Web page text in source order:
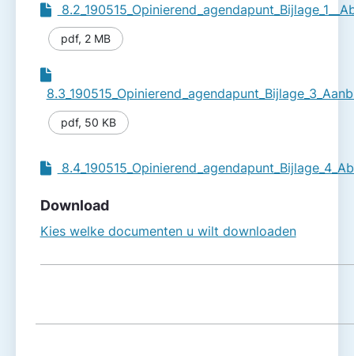
pdf, 2 MB
pdf, 50 KB
Download
Kies welke documenten u wilt downloaden